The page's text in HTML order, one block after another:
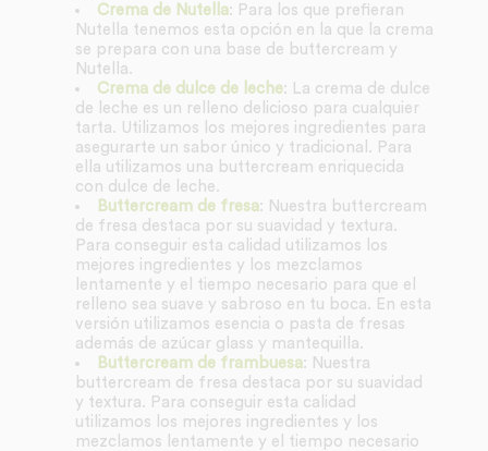
Crema de Nutella: Para los que prefieran
Nutella tenemos esta opción en la que la crema
se prepara con una base de buttercream y
Nutella.
Crema de dulce de leche: La crema de dulce
de leche es un relleno delicioso para cualquier
tarta. Utilizamos los mejores ingredientes para
asegurarte un sabor único y tradicional. Para
ella utilizamos una buttercream enriquecida
con dulce de leche.
Buttercream de fresa: Nuestra buttercream
de fresa destaca por su suavidad y textura.
Para conseguir esta calidad utilizamos los
mejores ingredientes y los mezclamos
lentamente y el tiempo necesario para que el
relleno sea suave y sabroso en tu boca. En esta
versión utilizamos esencia o pasta de fresas
además de azúcar glass y mantequilla.
Buttercream de frambuesa: Nuestra
buttercream de fresa destaca por su suavidad
y textura. Para conseguir esta calidad
utilizamos los mejores ingredientes y los
mezclamos lentamente y el tiempo necesario